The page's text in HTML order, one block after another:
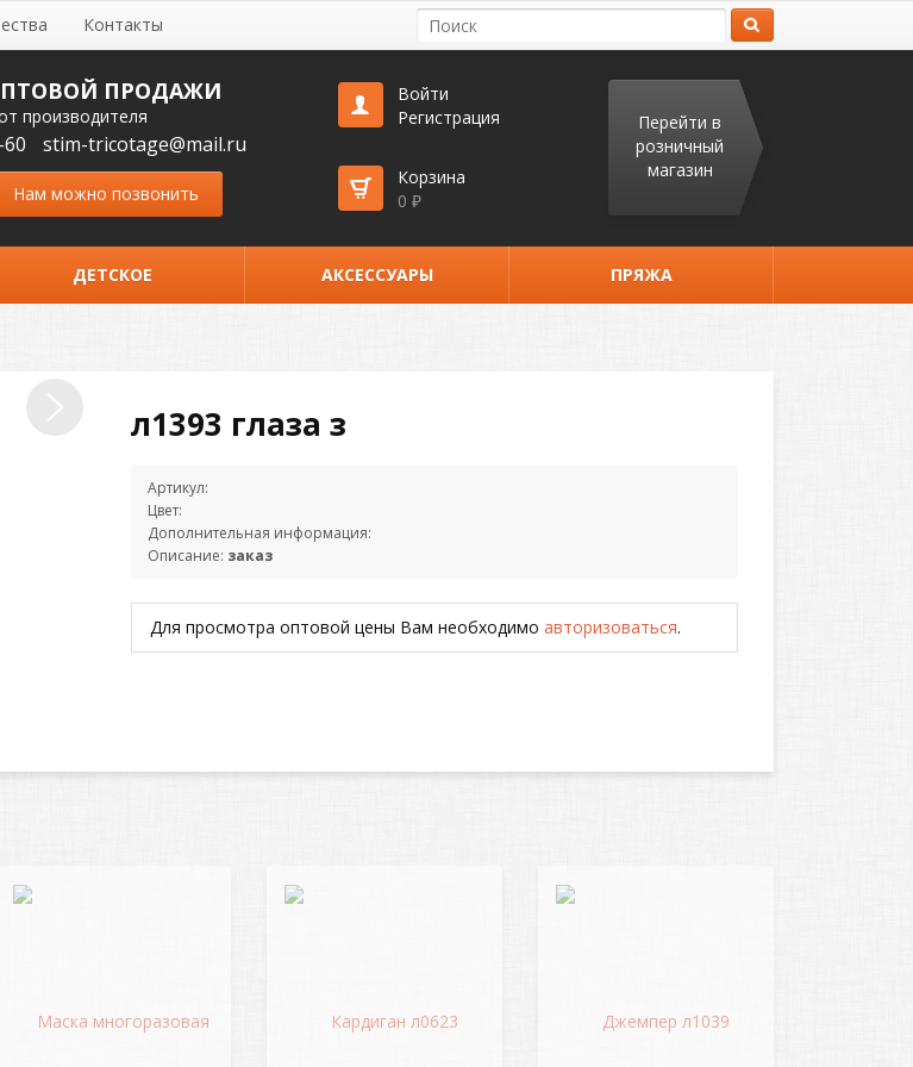
Контакты
ПРОДАЖИ
производителя
stim-tricotage@mail.ru
Нам можно позвонить
Войти
Регистрация
Корзина
0 ₽
Перейти в
розничный
магазин
ДЕТСКОЕ АКСЕССУАРЫ ПРЯЖА
л1393 глаза з
Артикул:
Цвет:
Дополнительная информация:
Описание: заказ
Для просмотра оптовой цены Вам необходимо авторизоваться.